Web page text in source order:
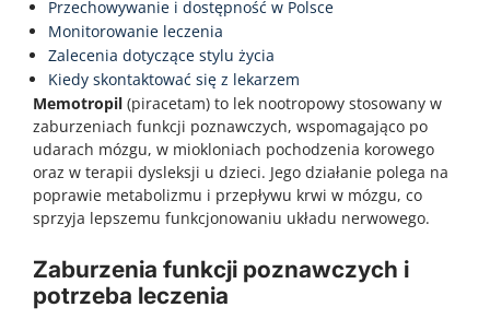
Przechowywanie i dostępność w Polsce
Monitorowanie leczenia
Zalecenia dotyczące stylu życia
Kiedy skontaktować się z lekarzem
Memotropil (piracetam) to lek nootropowy stosowany w
zaburzeniach funkcji poznawczych, wspomagająco po
udarach mózgu, w miokloniach pochodzenia korowego
oraz w terapii dysleksji u dzieci. Jego działanie polega na
poprawie metabolizmu i przepływu krwi w mózgu, co
sprzyja lepszemu funkcjonowaniu układu nerwowego.
Zaburzenia funkcji poznawczych i
potrzeba leczenia